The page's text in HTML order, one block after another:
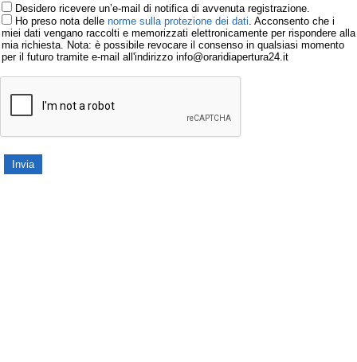
Desidero ricevere un’e-mail di notifica di avvenuta registrazione.
Ho preso nota delle norme sulla protezione dei dati. Acconsento che i
miei dati vengano raccolti e memorizzati elettronicamente per rispondere alla
mia richiesta. Nota: è possibile revocare il consenso in qualsiasi momento
per il futuro tramite e-mail all'indirizzo info@oraridiapertura24.it